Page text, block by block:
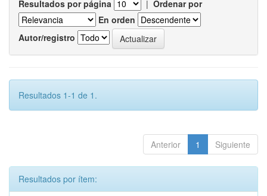
Resultados por página | Ordenar por
En orden
Autor/registro
Resultados 1-1 de 1.
Anterior 1 Siguiente
Resultados por ítem: